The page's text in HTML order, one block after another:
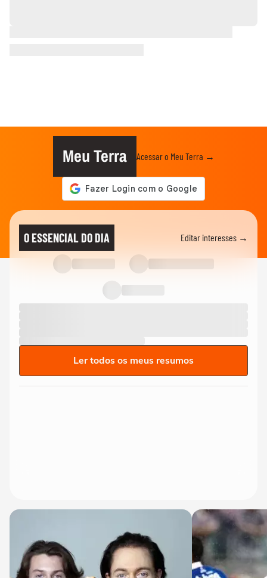
Meu Terra Acessar o Meu Terra →
O ESSENCIAL DO DIA Editar interesses →
Ler todos os meus resumos